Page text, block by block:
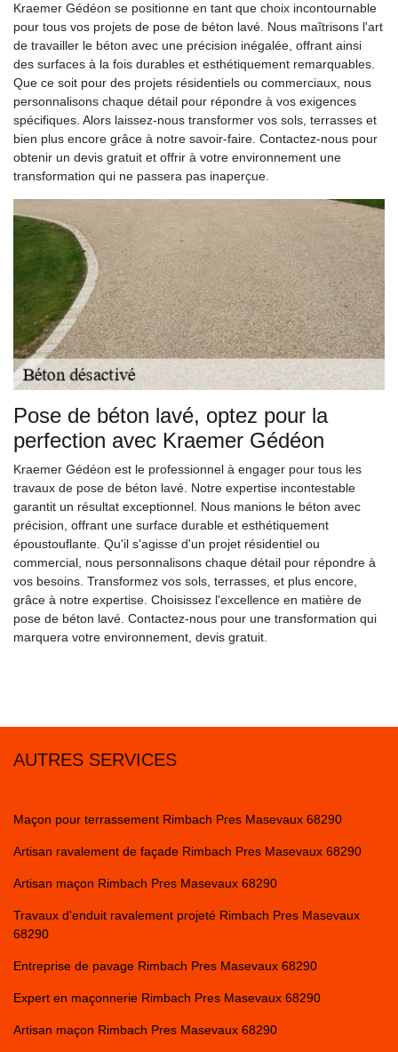
Kraemer Gédéon se positionne en tant que choix incontournable
pour tous vos projets de pose de béton lavé. Nous maîtrisons l'art
de travailler le béton avec une précision inégalée, offrant ainsi
des surfaces à la fois durables et esthétiquement remarquables.
Que ce soit pour des projets résidentiels ou commerciaux, nous
personnalisons chaque détail pour répondre à vos exigences
spécifiques. Alors laissez-nous transformer vos sols, terrasses et
bien plus encore grâce à notre savoir-faire. Contactez-nous pour
obtenir un devis gratuit et offrir à votre environnement une
transformation qui ne passera pas inaperçue.
Pose de béton lavé, optez pour la
perfection avec Kraemer Gédéon
Kraemer Gédéon est le professionnel à engager pour tous les
travaux de pose de béton lavé. Notre expertise incontestable
garantit un résultat exceptionnel. Nous manions le béton avec
précision, offrant une surface durable et esthétiquement
époustouflante. Qu'il s'agisse d'un projet résidentiel ou
commercial, nous personnalisons chaque détail pour répondre à
vos besoins. Transformez vos sols, terrasses, et plus encore,
grâce à notre expertise. Choisissez l'excellence en matière de
pose de béton lavé. Contactez-nous pour une transformation qui
marquera votre environnement, devis gratuit.
AUTRES SERVICES
Maçon pour terrassement Rimbach Pres Masevaux 68290
Artisan ravalement de façade Rimbach Pres Masevaux 68290
Artisan maçon Rimbach Pres Masevaux 68290
Travaux d'enduit ravalement projeté Rimbach Pres Masevaux
68290
Entreprise de pavage Rimbach Pres Masevaux 68290
Expert en maçonnerie Rimbach Pres Masevaux 68290
Artisan maçon Rimbach Pres Masevaux 68290